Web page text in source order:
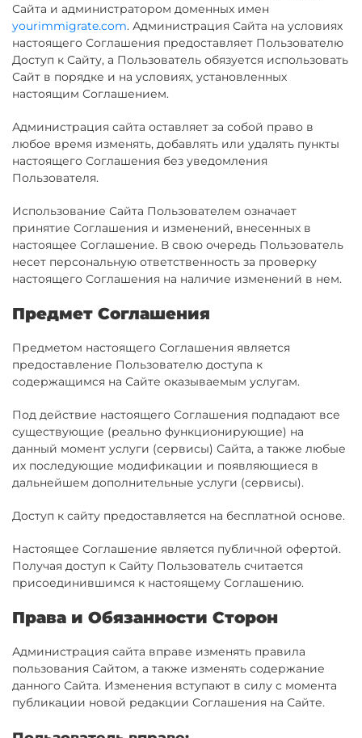
Сайта и администратором доменных имен
yourimmigrate.com. Администрация Сайта на условиях
настоящего Соглашения предоставляет Пользователю
Доступ к Сайту, а Пользователь обязуется использовать
Сайт в порядке и на условиях, установленных
настоящим Соглашением.
Администрация сайта оставляет за собой право в
любое время изменять, добавлять или удалять пункты
настоящего Соглашения без уведомления
Пользователя.
Использование Сайта Пользователем означает
принятие Соглашения и изменений, внесенных в
настоящее Соглашение. В свою очередь Пользователь
несет персональную ответственность за проверку
настоящего Соглашения на наличие изменений в нем.
Предмет Соглашения
Предметом настоящего Соглашения является
предоставление Пользователю доступа к
содержащимся на Сайте оказываемым услугам.
Под действие настоящего Соглашения подпадают все
существующие (реально функционирующие) на
данный момент услуги (сервисы) Сайта, а также любые
их последующие модификации и появляющиеся в
дальнейшем дополнительные услуги (сервисы).
Доступ к сайту предоставляется на бесплатной основе.
Настоящее Соглашение является публичной офертой.
Получая доступ к Сайту Пользователь считается
присоединившимся к настоящему Соглашению.
Права и Обязанности Сторон
Администрация сайта вправе изменять правила
пользования Сайтом, а также изменять содержание
данного Сайта. Изменения вступают в силу с момента
публикации новой редакции Соглашения на Сайте.